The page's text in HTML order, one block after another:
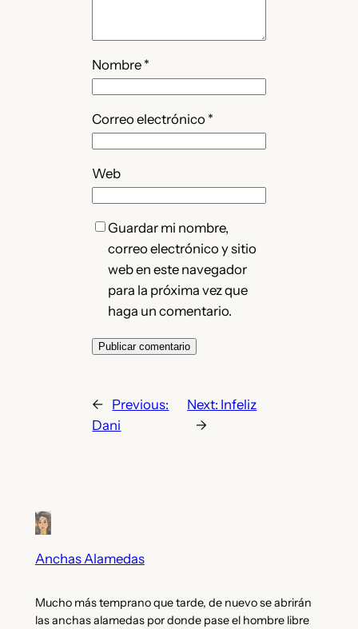
Nombre *
Correo electrónico *
Web
Guardar mi nombre,
correo electrónico y sitio
web en este navegador
para la próxima vez que
haga un comentario.
← Previous:
Dani
Next: Infeliz
→
Anchas Alamedas
Mucho más temprano que tarde, de nuevo se abrirán
las anchas alamedas por donde pase el hombre libre